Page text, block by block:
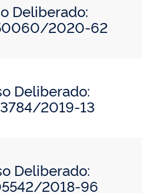
Deliberado:
2020-62
Deliberado:
2019-13
Deliberado:
2018-96